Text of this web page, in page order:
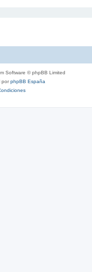
Software © phpBB Limited
porphpBB España